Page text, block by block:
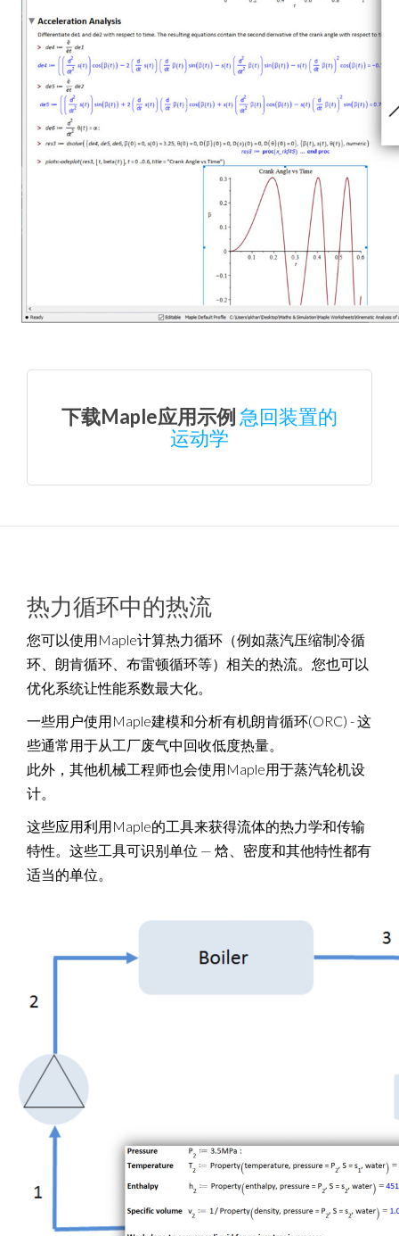
下载Maple应用示例 急回装置的
运动学
热力循环中的热流
您可以使用Maple计算热力循环（例如蒸汽压缩制冷循
环、朗肯循环、布雷顿循环等）相关的热流。您也可以
优化系统让性能系数最大化。
一些用户使用Maple建模和分析有机朗肯循环(ORC) - 这
些通常用于从工厂废气中回收低度热量。
此外，其他机械工程师也会使用Maple用于蒸汽轮机设
计。
这些应用利用Maple的工具来获得流体的热力学和传输
特性。这些工具可识别单位 — 焓、密度和其他特性都有
适当的单位。